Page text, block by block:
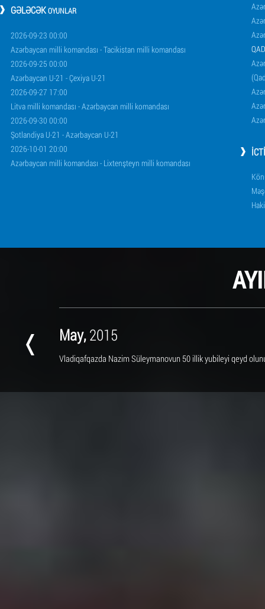
GƏLƏCƏKOYUNLAR
2026-09-23 00:00
Azərbaycan milli komandası - Tacikistan milli komandası
2026-09-25 00:00
Azərbaycan U-21 - Çexiya U-21
2026-09-27 17:00
Litva milli komandası - Azərbaycan milli komandası
2026-09-30 00:00
Şotlandiya U-21 - Azərbaycan U-21
2026-10-01 20:00
Azərbaycan milli komandası - Lixtenşteyn milli komandası
May,2015
Vladiqafqazda Nazim Süleymanovun 50 illik yubileyi qeyd